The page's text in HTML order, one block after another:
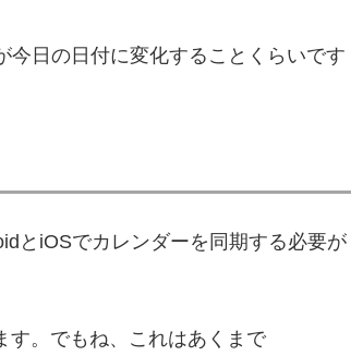
日の日付に変化することくらいです
とiOSでカレンダーを同期する必要が
す。でもね、これはあくまで